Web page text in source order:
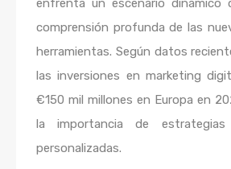
enfrenta un escenario dinámico
comprensión profunda de las
herramientas. Según datos
las inversiones en marketing
€150 mil millones en Europa en
la importancia de
personalizadas.